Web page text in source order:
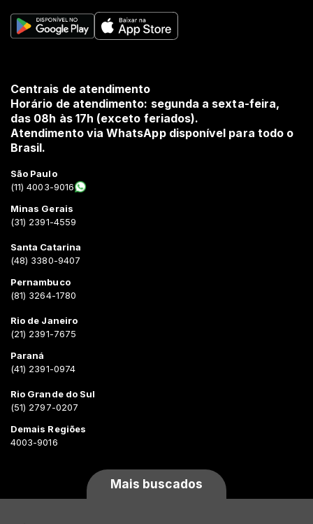
Centrais de atendimento
Horário de atendimento: segunda a sexta-feira,
das 08h às 17h (exceto feriados).
Atendimento via WhatsApp disponível para todo o
Brasil.
São Paulo
(11) 4003-9016
Minas Gerais
(31) 2391-4559
Santa Catarina
(48) 3380-9407
Pernambuco
(81) 3264-1780
Rio de Janeiro
(21) 2391-7675
Paraná
(41) 2391-0974
Rio Grande do Sul
(51) 2797-0207
Demais Regiões
4003-9016
Mais buscados